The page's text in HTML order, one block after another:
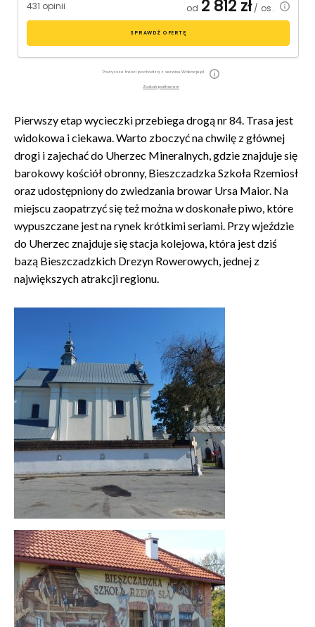
431 opinii
od 2 812 zł/ os.
SPRAWDŹ OFERTĘ
Powyższe treści pochodzą z serwisu Wakacje.pl
Zostań partnerem
Pierwszy etap wycieczki przebiega drogą nr 84. Trasa jest
widokowa i ciekawa. Warto zboczyć na chwilę z głównej
drogi i zajechać do Uherzec Mineralnych, gdzie znajduje się
barokowy kościół obronny, Bieszczadzka Szkoła Rzemiosł
oraz udostępniony do zwiedzania browar Ursa Maior. Na
miejscu zaopatrzyć się też można w doskonałe piwo, które
wypuszczane jest na rynek krótkimi seriami. Przy wjeździe
do Uherzec znajduje się stacja kolejowa, która jest dziś
bazą Bieszczadzkich Drezyn Rowerowych, jednej z
największych atrakcji regionu.